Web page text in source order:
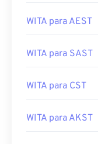
WITA para AEST
WITA para SAST
WITA para CST
WITA para AKST